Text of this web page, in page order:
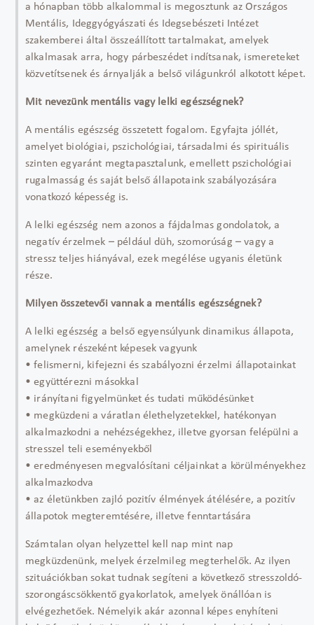
a hónapban több alkalommal is megosztunk az Országos
Mentális, Ideggyógyászati és Idegsebészeti Intézet
szakemberei által összeállított tartalmakat, amelyek
alkalmasak arra, hogy párbeszédet indítsanak, ismereteket
közvetítsenek és árnyalják a belső világunkról alkotott képet.
Mit nevezünk mentális vagy lelki egészségnek?
A mentális egészség összetett fogalom. Egyfajta jóllét,
amelyet biológiai, pszichológiai, társadalmi és spirituális
szinten egyaránt megtapasztalunk, emellett pszichológiai
rugalmasság és saját belső állapotaink szabályozására
vonatkozó képesség is.
A lelki egészség nem azonos a fájdalmas gondolatok, a
negatív érzelmek – például düh, szomorúság – vagy a
stressz teljes hiányával, ezek megélése ugyanis életünk
része.
Milyen összetevői vannak a mentális egészségnek?
A lelki egészség a belső egyensúlyunk dinamikus állapota,
amelynek részeként képesek vagyunk
• felismerni, kifejezni és szabályozni érzelmi állapotainkat
• együttérezni másokkal
• irányítani figyelmünket és tudati működésünket
• megküzdeni a váratlan élethelyzetekkel, hatékonyan
alkalmazkodni a nehézségekhez, illetve gyorsan felépülni a
stresszel teli eseményekből
• eredményesen megvalósítani céljainkat a körülményekhez
alkalmazkodva
• az életünkben zajló pozitív élmények átélésére, a pozitív
állapotok megteremtésére, illetve fenntartására
Számtalan olyan helyzettel kell nap mint nap
megküzdenünk, melyek érzelmileg megterhelők. Az ilyen
szituációkban sokat tudnak segíteni a következő stresszoldó-
szorongáscsökkentő gyakorlatok, amelyek önállóan is
elvégezhetőek. Némelyik akár azonnal képes enyhíteni